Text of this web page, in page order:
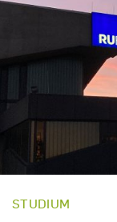
STUDIUM